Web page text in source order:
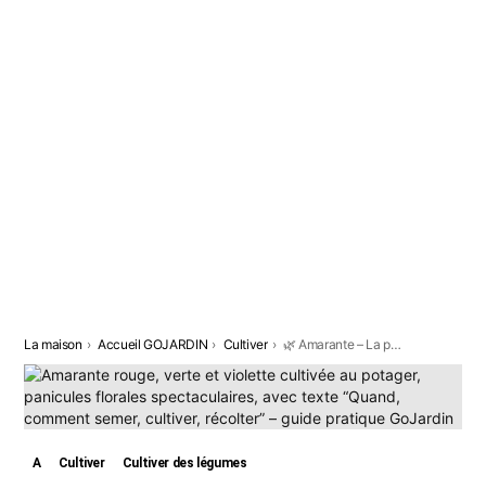
Vous êtes ici:
La maison Accueil GOJARDIN Cultiver 🌿 Amarante – La plante ornementale et comestible qui en jette au potager
A Cultiver Cultiver des légumes